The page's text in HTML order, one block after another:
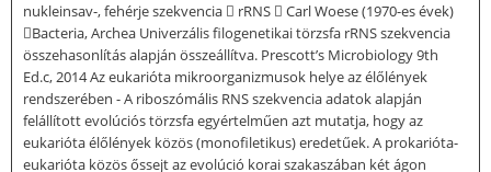
nukleinsav-, fehérje szekvencia  rRNS  Carl Woese (1970-es évek)
Bacteria, Archea Univerzális filogenetikai törzsfa rRNS szekvencia
összehasonlítás alapján összeállítva. Prescott’s Microbiology 9th
Ed.c, 2014 Az eukarióta mikroorganizmusok helye az élőlények
rendszerében - A riboszómális RNS szekvencia adatok alapján
felállított evolúciós törzsfa egyértelműen azt mutatja, hogy az
eukarióta élőlények közös (monofiletikus) eredetűek. A prokarióta-
eukarióta közös őssejt az evolúció korai szakaszában két ágon